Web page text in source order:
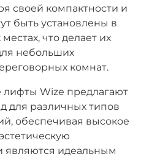
своей компактности и
быть установлены в
что делает их
небольших
комнат.
Wize предлагают
для различных типов
обеспечивая высокое
являются идеальным